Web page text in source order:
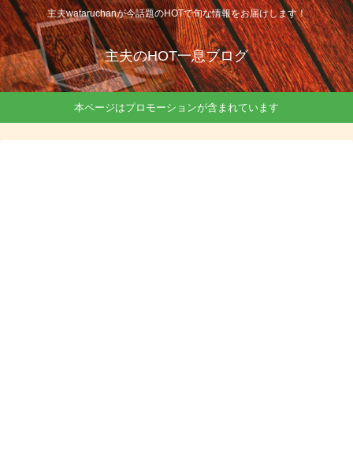
主夫wataruchanが今話題のHOTで旬な情報をお届けします！
主夫のHOT一息ブログ
本ページはプロモーションが含まれています